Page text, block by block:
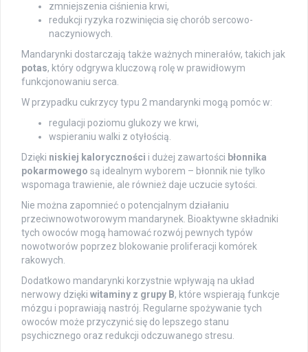
zmniejszenia ciśnienia krwi,
redukcji ryzyka rozwinięcia się chorób sercowo-
naczyniowych.
Mandarynki dostarczają także ważnych minerałów, takich jak
potas, który odgrywa kluczową rolę w prawidłowym
funkcjonowaniu serca.
W przypadku cukrzycy typu 2 mandarynki mogą pomóc w:
regulacji poziomu glukozy we krwi,
wspieraniu walki z otyłością.
Dzięki niskiej kaloryczności i dużej zawartości błonnika
pokarmowego są idealnym wyborem – błonnik nie tylko
wspomaga trawienie, ale również daje uczucie sytości.
Nie można zapomnieć o potencjalnym działaniu
przeciwnowotworowym mandarynek. Bioaktywne składniki
tych owoców mogą hamować rozwój pewnych typów
nowotworów poprzez blokowanie proliferacji komórek
rakowych.
Dodatkowo mandarynki korzystnie wpływają na układ
nerwowy dzięki witaminy z grupy B, które wspierają funkcje
mózgu i poprawiają nastrój. Regularne spożywanie tych
owoców może przyczynić się do lepszego stanu
psychicznego oraz redukcji odczuwanego stresu.